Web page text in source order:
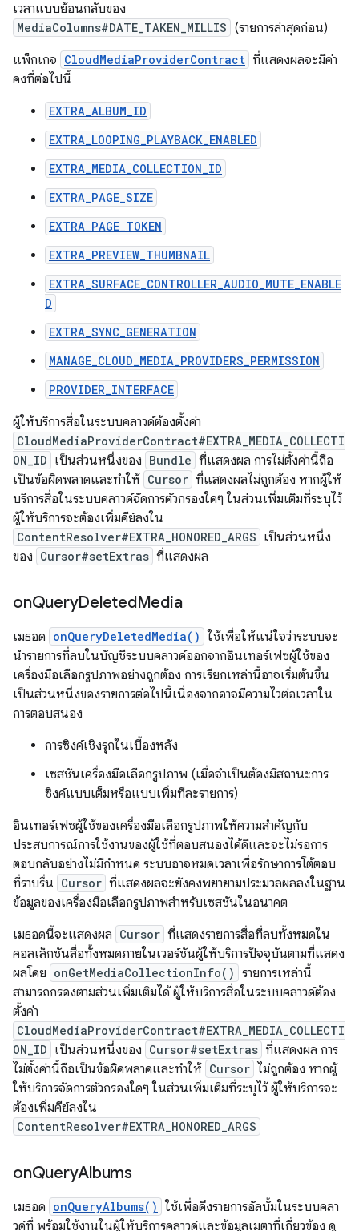
เวลาแบบย้อนกลับของ
MediaColumns#DATE_TAKEN_MILLIS (รายการล่าสุดก่อน)
แพ็กเกจ CloudMediaProviderContract ที่แสดงผลจะมีค่า
คงที่ต่อไปนี้
EXTRA_ALBUM_ID
EXTRA_LOOPING_PLAYBACK_ENABLED
EXTRA_MEDIA_COLLECTION_ID
EXTRA_PAGE_SIZE
EXTRA_PAGE_TOKEN
EXTRA_PREVIEW_THUMBNAIL
EXTRA_SURFACE_CONTROLLER_AUDIO_MUTE_ENABLE
D
EXTRA_SYNC_GENERATION
MANAGE_CLOUD_MEDIA_PROVIDERS_PERMISSION
PROVIDER_INTERFACE
ผู้ให้บริการสื่อในระบบคลาวด์ต้องตั้งค่า
CloudMediaProviderContract#EXTRA_MEDIA_COLLECTI
ON_ID เป็นส่วนหนึ่งของ Bundle ที่แสดงผล การไม่ตั้งค่านี้ถือ
เป็นข้อผิดพลาดและทำให้ Cursor ที่แสดงผลไม่ถูกต้อง หากผู้ให้
บริการสื่อในระบบคลาวด์จัดการตัวกรองใดๆ ในส่วนเพิ่มเติมที่ระบุไว้
ผู้ให้บริการจะต้องเพิ่มคีย์ลงใน
ContentResolver#EXTRA_HONORED_ARGS เป็นส่วนหนึ่ง
ของ Cursor#setExtras ที่แสดงผล
onQueryDeletedMedia
เมธอด onQueryDeletedMedia() ใช้เพื่อให้แน่ใจว่าระบบจะ
นำรายการที่ลบในบัญชีระบบคลาวด์ออกจากอินเทอร์เฟซผู้ใช้ของ
เครื่องมือเลือกรูปภาพอย่างถูกต้อง การเรียกเหล่านี้อาจเริ่มต้นขึ้น
เป็นส่วนหนึ่งของรายการต่อไปนี้เนื่องจากอาจมีความไวต่อเวลาใน
การตอบสนอง
การซิงค์เชิงรุกในเบื้องหลัง
เซสชันเครื่องมือเลือกรูปภาพ (เมื่อจำเป็นต้องมีสถานะการ
ซิงค์แบบเต็มหรือแบบเพิ่มทีละรายการ)
อินเทอร์เฟซผู้ใช้ของเครื่องมือเลือกรูปภาพให้ความสำคัญกับ
ประสบการณ์การใช้งานของผู้ใช้ที่ตอบสนองได้ดีและจะไม่รอการ
ตอบกลับอย่างไม่มีกำหนด ระบบอาจหมดเวลาเพื่อรักษาการโต้ตอบ
ที่ราบรื่น Cursor ที่แสดงผลจะยังคงพยายามประมวลผลลงในฐาน
ข้อมูลของเครื่องมือเลือกรูปภาพสำหรับเซสชันในอนาคต
เมธอดนี้จะแสดงผล Cursor ที่แสดงรายการสื่อที่ลบทั้งหมดใน
คอลเล็กชันสื่อทั้งหมดภายในเวอร์ชันผู้ให้บริการปัจจุบันตามที่แสดง
ผลโดย onGetMediaCollectionInfo() รายการเหล่านี้
สามารถกรองตามส่วนเพิ่มเติมได้ ผู้ให้บริการสื่อในระบบคลาวด์ต้อง
ตั้งค่า
CloudMediaProviderContract#EXTRA_MEDIA_COLLECTI
ON_ID เป็นส่วนหนึ่งของ Cursor#setExtras ที่แสดงผล การ
ไม่ตั้งค่านี้ถือเป็นข้อผิดพลาดและทำให้ Cursor ไม่ถูกต้อง หากผู้
ให้บริการจัดการตัวกรองใดๆ ในส่วนเพิ่มเติมที่ระบุไว้ ผู้ให้บริการจะ
ต้องเพิ่มคีย์ลงใน
ContentResolver#EXTRA_HONORED_ARGS
onQueryAlbums
เมธอด onQueryAlbums() ใช้เพื่อดึงรายการอัลบั้มในระบบคลา
วด์ที่ พร้อมใช้งานในผู้ให้บริการคลาวด์และข้อมูลเมตาที่เกี่ยวข้อง ดู